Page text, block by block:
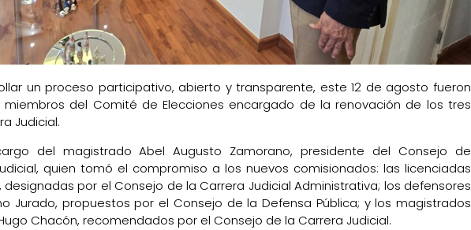
un proceso participativo, abierto y transparente, este 12 de agosto fueron
del Comité de Elecciones encargado de la renovación de los tres
Judicial.
del magistrado Abel Augusto Zamorano, presidente del Consejo de
quien tomó el compromiso a los nuevos comisionados: las licenciadas
designadas por el Consejo de la Carrera Judicial Administrativa; los defensores
Jurado, propuestos por el Consejo de la Defensa Pública; y los magistrados
Chacón, recomendados por el Consejo de la Carrera Judicial.